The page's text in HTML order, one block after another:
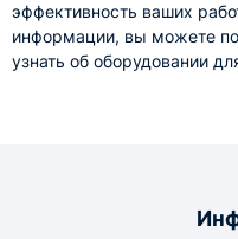
эффективность ваших
информации, вы можете
узнать об оборудовании